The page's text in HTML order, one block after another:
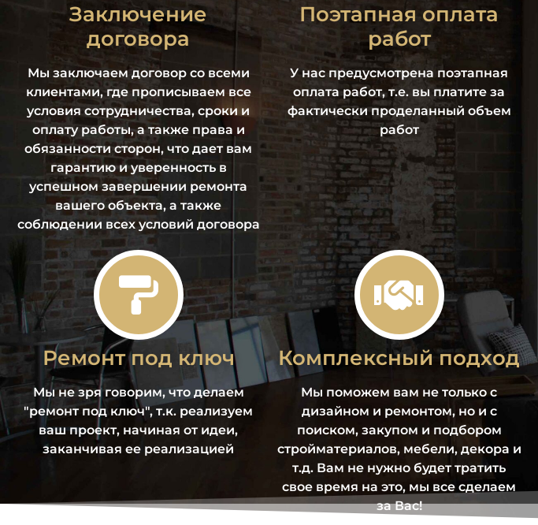
Заключение
договора
Мы заключаем договор со всеми
клиентами, где прописываем все
условия сотрудничества, сроки и
оплату работы, а также права и
обязанности сторон, что дает вам
гарантию и уверенность в
успешном завершении ремонта
вашего объекта, а также
соблюдении всех условий договора
Поэтапная оплата
работ
У нас предусмотрена поэтапная
оплата работ, т.е. вы платите за
фактически проделанный объем
работ
Ремонт под ключ
Мы не зря говорим, что делаем
"ремонт под ключ", т.к. реализуем
ваш проект, начиная от идеи,
заканчивая ее реализацией
Комплексный подход
Мы поможем вам не только с
дизайном и ремонтом, но и с
поиском, закупом и подбором
стройматериалов, мебели, декора и
т.д. Вам не нужно будет тратить
свое время на это, мы все сделаем
за Вас!